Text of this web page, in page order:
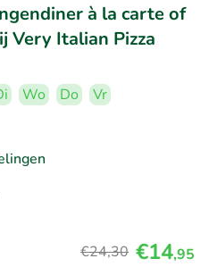
à la carte of
Very Italian Pizza
Wo Do
Vr
€24,30 €14,95